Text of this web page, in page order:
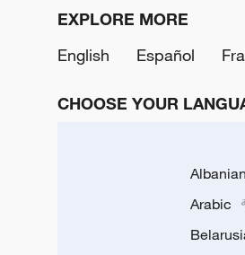
EXPLORE MORE
English
Español
CHOOSE YOUR
Albanian
Arabic